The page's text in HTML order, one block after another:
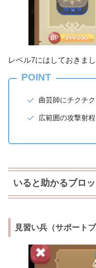
レベル7にはしておきまし
POINT
曲芸師にチクチ
広範囲の攻撃射程
いると助かるブロ
見習い兵（サポートブ